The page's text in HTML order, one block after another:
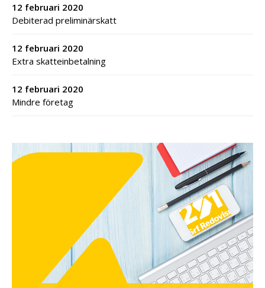
12 februari 2020
Debiterad preliminärskatt
12 februari 2020
Extra skatteinbetalning
12 februari 2020
Mindre företag